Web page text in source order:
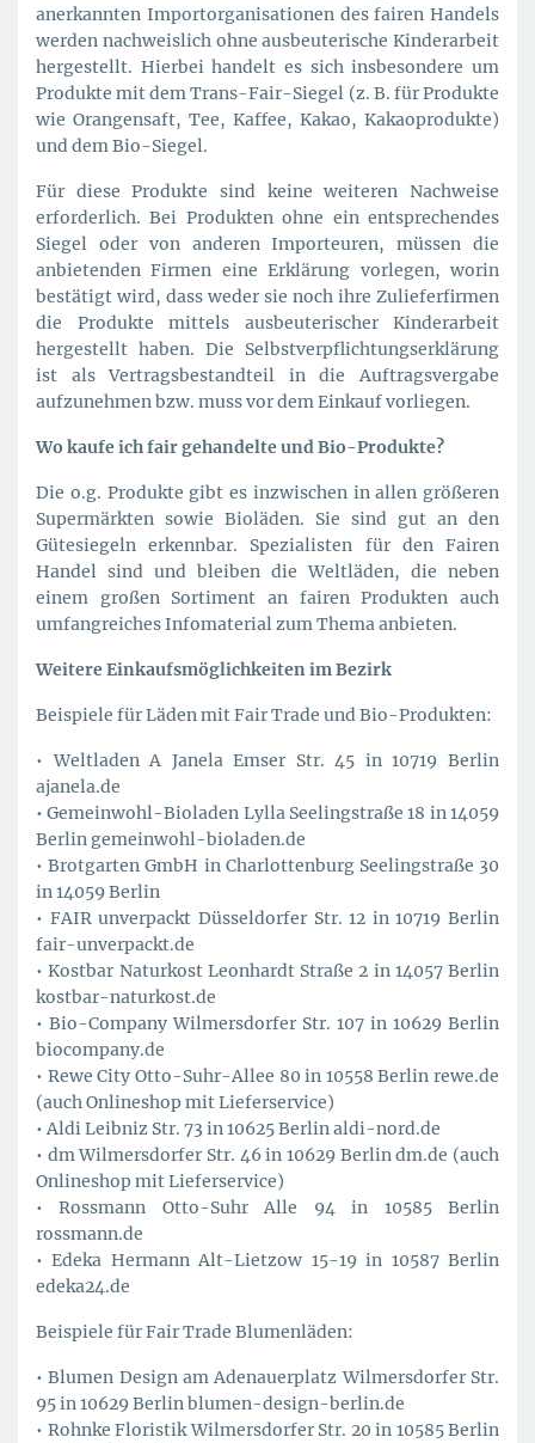
anerkannten Importorganisationen des fairen Handels
werden nachweislich ohne ausbeuterische Kinderarbeit
hergestellt. Hierbei handelt es sich insbesondere um
Produkte mit dem Trans-Fair-Siegel (z. B. für Produkte
wie Orangensaft, Tee, Kaffee, Kakao, Kakaoprodukte)
und dem Bio-Siegel.
Für diese Produkte sind keine weiteren Nachweise
erforderlich. Bei Produkten ohne ein entsprechendes
Siegel oder von anderen Importeuren, müssen die
anbietenden Firmen eine Erklärung vorlegen, worin
bestätigt wird, dass weder sie noch ihre Zulieferfirmen
die Produkte mittels ausbeuterischer Kinderarbeit
hergestellt haben. Die Selbstverpflichtungserklärung
ist als Vertragsbestandteil in die Auftragsvergabe
aufzunehmen bzw. muss vor dem Einkauf vorliegen.
Wo kaufe ich fair gehandelte und Bio-Produkte?
Die o.g. Produkte gibt es inzwischen in allen größeren
Supermärkten sowie Bioläden. Sie sind gut an den
Gütesiegeln erkennbar. Spezialisten für den Fairen
Handel sind und bleiben die Weltläden, die neben
einem großen Sortiment an fairen Produkten auch
umfangreiches Infomaterial zum Thema anbieten.
Weitere Einkaufsmöglichkeiten im Bezirk
Beispiele für Läden mit Fair Trade und Bio-Produkten:
• Weltladen A Janela Emser Str. 45 in 10719 Berlin
ajanela.de
• Gemeinwohl-Bioladen Lylla Seelingstraße 18 in 14059
Berlin gemeinwohl-bioladen.de
• Brotgarten GmbH in Charlottenburg Seelingstraße 30
in 14059 Berlin
• FAIR unverpackt Düsseldorfer Str. 12 in 10719 Berlin
fair-unverpackt.de
• Kostbar Naturkost Leonhardt Straße 2 in 14057 Berlin
kostbar-naturkost.de
• Bio-Company Wilmersdorfer Str. 107 in 10629 Berlin
biocompany.de
• Rewe City Otto-Suhr-Allee 80 in 10558 Berlin rewe.de
(auch Onlineshop mit Lieferservice)
• Aldi Leibniz Str. 73 in 10625 Berlin aldi-nord.de
• dm Wilmersdorfer Str. 46 in 10629 Berlin dm.de (auch
Onlineshop mit Lieferservice)
• Rossmann Otto-Suhr Alle 94 in 10585 Berlin
rossmann.de
• Edeka Hermann Alt-Lietzow 15-19 in 10587 Berlin
edeka24.de
Beispiele für Fair Trade Blumenläden:
• Blumen Design am Adenauerplatz Wilmersdorfer Str.
95 in 10629 Berlin blumen-design-berlin.de
• Rohnke Floristik Wilmersdorfer Str. 20 in 10585 Berlin